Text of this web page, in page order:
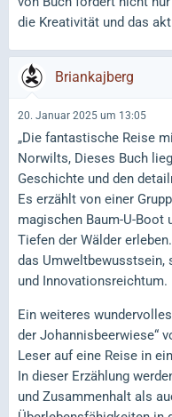
die Kreativität und das
Briankajberg
20. Januar 2025 um 13:05
„Die fantastische Reise
Norwilts, Dieses Buch
Geschichte und den
Es erzählt von einer
magischen Baum-U-Boot
Tiefen der Wälder
das Umweltbewusstsein,
und Innovationsreichtum.
Ein weiteres
der Johannisbeerwiese“
Leser auf eine Reise in
In dieser Erzählung
und Zusammenhalt als